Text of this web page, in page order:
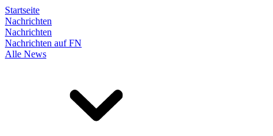
Startseite
Nachrichten
Nachrichten
Nachrichten auf FN
Alle News